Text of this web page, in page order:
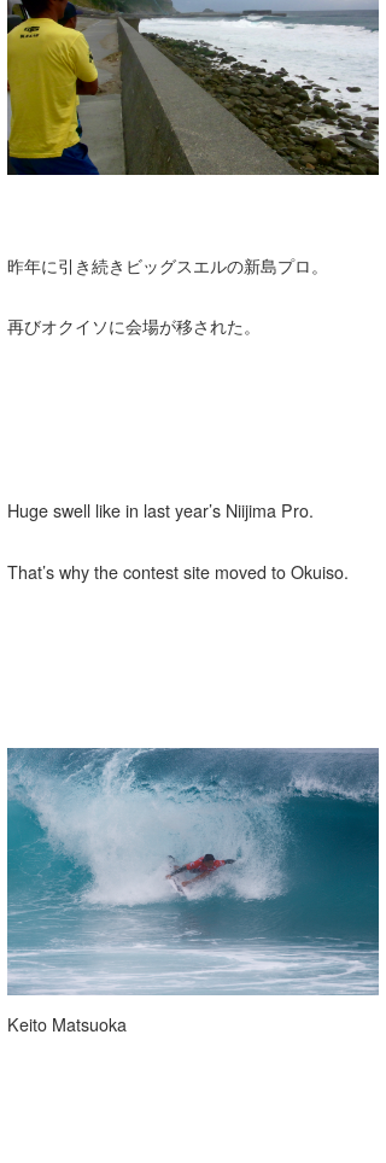
昨年に引き続きビッグスエルの新島プロ。
再びオクイソに会場が移された。
Huge swell like in last year’s Niijima Pro.
That’s why the contest site moved to Okuiso.
Keito Matsuoka